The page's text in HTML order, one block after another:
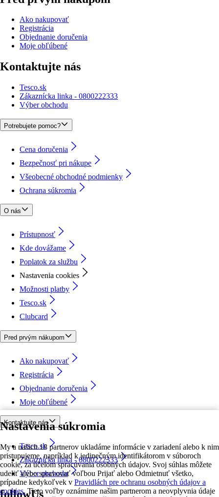
Nastavenia súkromia
My a našich 18 partnerov ukladáme informácie v zariadení alebo k nim
pristupujeme, napríklad k jedinečným identifikátorom v súboroch
cookie, za účelom spracúvania osobných údajov. Svoj súhlas môžete
udeliť alebo spravovať voľbou Prijať alebo Odmietnuť všetko,
prípadne kedykoľvek v Pravidlách pre ochranu osobných údajov a
cookies. Tieto voľby oznámime našim partnerom a neovplyvnia údaje
Ako nakupovať
Registrácia
Objednanie doručenia
Moje obľúbené
Kontaktujte nás
Tesco.sk
Zákaznícka linka - 0800222333
Výber obchodu
Potrebujete pomoc?
Cena doručenia
Bezpečnosť pri nákupe
Všeobecné obchodné podmienky
Ochrana súkromia
O nás
Prístupnosť
Kde dovážame
Poplatok za službu
Nastavenia cookies
Možnosti platby
Tesco.sk
Clubcard
Pred prvým nákupom
Ako nakupovať
Registrácia
Objednanie doručenia
Moje obľúbené
Kontaktujte nás
Tesco.sk
Zákaznícka linka - 0800222333
Výber obchodu
followUs